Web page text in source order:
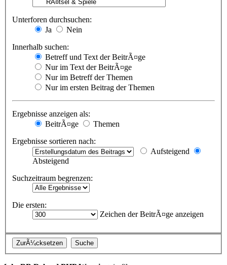
Unterforen durchsuchen:
Ja
Nein
Innerhalb suchen:
Betreff und Text der BeitrÃ¤ge
Nur im Text der BeitrÃ¤ge
Nur im Betreff der Themen
Nur im ersten Beitrag der Themen
Ergebnisse anzeigen als:
BeitrÃ¤ge
Themen
Ergebnisse sortieren nach:
Aufsteigend
Absteigend
Suchzeitraum begrenzen:
Die ersten:
Zeichen der BeitrÃ¤ge anzeigen